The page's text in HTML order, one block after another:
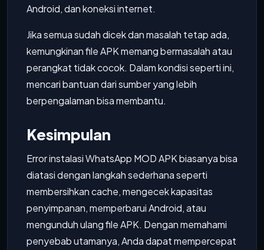
Android, dan koneksi internet.
Jika semua sudah dicek dan masalah tetap ada,
kemungkinan file APK memang bermasalah atau
perangkat tidak cocok. Dalam kondisi seperti ini,
mencari bantuan dari sumber yang lebih
berpengalaman bisa membantu.
Kesimpulan
Error instalasi WhatsApp MOD APK biasanya bisa
diatasi dengan langkah sederhana seperti
membersihkan cache, mengecek kapasitas
penyimpanan, memperbarui Android, atau
mengunduh ulang file APK. Dengan memahami
penyebab utamanya, Anda dapat mempercepat